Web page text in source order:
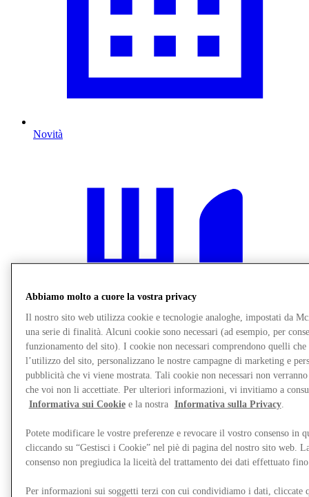
Novità
Gift Cards
Destination Guide
Abbiamo molto a cuore la vostra privacy
Il nostro sito web utilizza cookie e tecnologie analoghe, impostati da
una serie di finalità. Alcuni cookie sono necessari (ad esempio, per
funzionamento del sito). I cookie non necessari comprendono quelli che
l’utilizzo del sito, personalizzano le nostre campagne di marketing e
pubblicità che vi viene mostrata. Tali cookie non necessari non
che voi non li accettiate. Per ulteriori informazioni, vi invitiamo a
Informativa sui Cookiee la nostra Informativa sulla Privacy.
Potete modificare le vostre preferenze e revocare il vostro consenso in
cliccando su “Gestisci i Cookie” nel piè di pagina del nostro sito web.
consenso non pregiudica la liceità del trattamento dei dati effettuato
Per informazioni sui soggetti terzi con cui condividiamo i dati, cliccate